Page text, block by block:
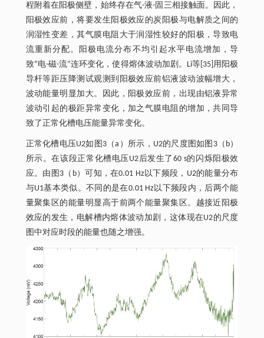
程附着在阳极侧壁，始终存在气-液-固三相接触面。因此，
阳极效应前，将要发生阳极效应的炭阳极与电解质之间的
润湿性变差，其气膜电阻大于润湿性较好的阳极，导致电
流重新分配。阳极电流分布不均引起水平电流增加，导
致“电-磁-流”连环变化，使得熔体波动加剧。Li等[35]用阳极
导杆等距压降测试观测到阳极效应前铝液波动波幅增大，
波动能量明显加大。因此，阳极效应前，出现由铝液异常
波动引起的极距异常变化，加之气膜电阻的增加，共同导
致了正常化槽电压能量异常变化。
正常化槽电压U2如图3（a）所示，U2的尺度图如图3（b）
所示。在该段正常化槽电压U2后发生了60 s的闪烁阳极效
应。由图3（b）可知，在0.01 Hz以下频段，U2的能量分布
与U1基本类似。不同的是在0.01 Hz以下频段内，后两个能
量聚集区的能量明显高于前两个能量聚集区。越接近阳极
效应的发生，电解槽内熔体波动加剧，这体现在U2的尺度
图中对应时段的能量也随之增强。